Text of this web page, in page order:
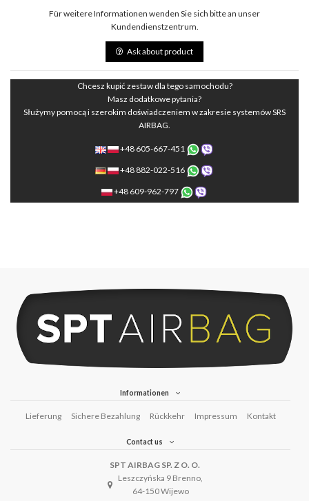
Für weitere Informationen wenden Sie sich bitte an unser
Kundendienstzentrum.
Ask about product
Chcesz kupić zestaw dla tego samochodu?
Masz dodatkowe pytania?
Służymy pomocą i szerokim doświadczeniem w zakresie systemów SRS
AIRBAG.
+48 605-667-451
+48 882-022-516
+48 609-962-797
Informationen
Lieferung Sichere Bezahlung Rückkehr Impressum Kontakt
Contact us
SPT AIRBAG SP. Z O. O.
Leszczyńska 9 Brenno,
64-150 Wijewo